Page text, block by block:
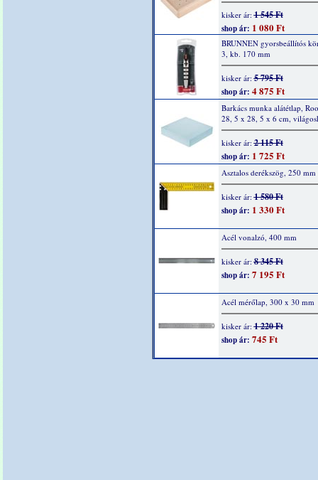
kisker ár:1 545 Ft
shop ár: 1 080 Ft
BRUNNEN gyorsbeállítós
3, kb. 170 mm
kisker ár:5 795 Ft
shop ár: 4 875 Ft
Barkács munka alátétlap,
28, 5 x 28, 5 x 6 cm,
kisker ár:2 115 Ft
shop ár: 1 725 Ft
Asztalos derékszög, 250 mm
kisker ár:1 580 Ft
shop ár: 1 330 Ft
Acél vonalzó, 400 mm
kisker ár:8 345 Ft
shop ár: 7 195 Ft
Acél mérőlap, 300 x 30 mm
kisker ár:1 220 Ft
shop ár: 745 Ft